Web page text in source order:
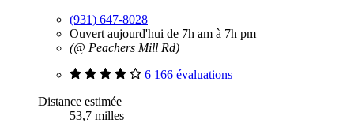
(931) 647-8028
Ouvert aujourd'hui de 7h am à 7h pm
(@ Peachers Mill Rd)
6 166 évaluations
Distance estimée
53,7 milles